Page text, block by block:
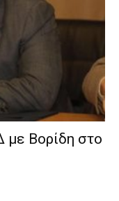
με Βορίδη στο